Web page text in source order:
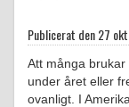
Publicerat den27
Att många
under året eller
ovanligt. I